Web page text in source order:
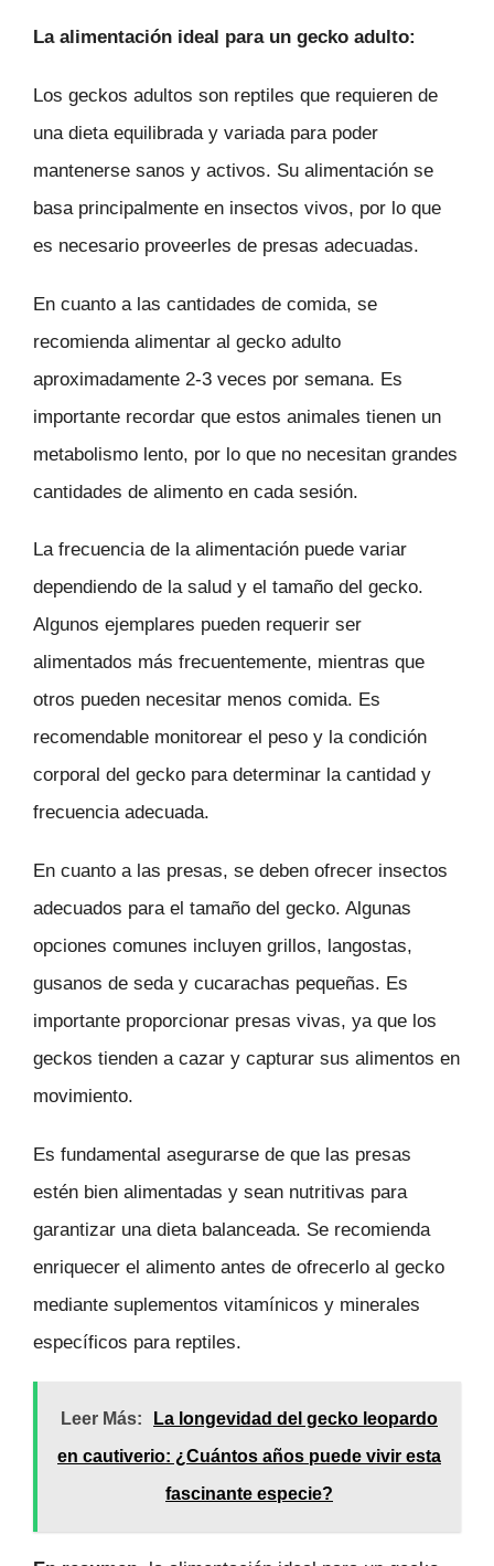
La alimentación ideal para un gecko adulto:
Los geckos adultos son reptiles que requieren de
una dieta equilibrada y variada para poder
mantenerse sanos y activos. Su alimentación se
basa principalmente en insectos vivos, por lo que
es necesario proveerles de presas adecuadas.
En cuanto a las cantidades de comida, se
recomienda alimentar al gecko adulto
aproximadamente 2-3 veces por semana. Es
importante recordar que estos animales tienen un
metabolismo lento, por lo que no necesitan grandes
cantidades de alimento en cada sesión.
La frecuencia de la alimentación puede variar
dependiendo de la salud y el tamaño del gecko.
Algunos ejemplares pueden requerir ser
alimentados más frecuentemente, mientras que
otros pueden necesitar menos comida. Es
recomendable monitorear el peso y la condición
corporal del gecko para determinar la cantidad y
frecuencia adecuada.
En cuanto a las presas, se deben ofrecer insectos
adecuados para el tamaño del gecko. Algunas
opciones comunes incluyen grillos, langostas,
gusanos de seda y cucarachas pequeñas. Es
importante proporcionar presas vivas, ya que los
geckos tienden a cazar y capturar sus alimentos en
movimiento.
Es fundamental asegurarse de que las presas
estén bien alimentadas y sean nutritivas para
garantizar una dieta balanceada. Se recomienda
enriquecer el alimento antes de ofrecerlo al gecko
mediante suplementos vitamínicos y minerales
específicos para reptiles.
Leer Más:
La longevidad del gecko leopardo
en cautiverio: ¿Cuántos años puede vivir esta
fascinante especie?